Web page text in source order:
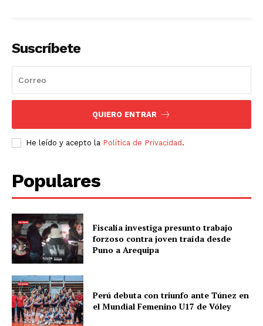
Suscríbete
QUIERO ENTRAR
He leído y acepto la Política de Privacidad.
Populares
Fiscalía investiga presunto trabajo
forzoso contra joven traída desde
Puno a Arequipa
Perú debuta con triunfo ante Túnez en
el Mundial Femenino U17 de Vóley